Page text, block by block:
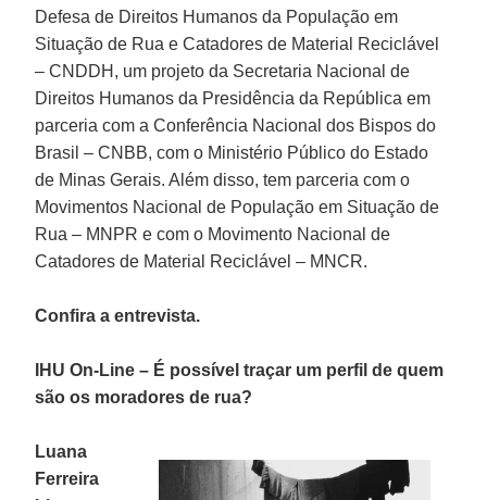
Defesa de Direitos Humanos da População em
Situação de Rua e Catadores de Material Reciclável
– CNDDH, um projeto da Secretaria Nacional de
Direitos Humanos da Presidência da República em
parceria com a Conferência Nacional dos Bispos do
Brasil – CNBB, com o Ministério Público do Estado
de Minas Gerais. Além disso, tem parceria com o
Movimentos Nacional de População em Situação de
Rua – MNPR e com o Movimento Nacional de
Catadores de Material Reciclável – MNCR.
Confira a entrevista.
IHU On-Line – É possível traçar um perfil de quem
são os moradores de rua?
Luana
Ferreira